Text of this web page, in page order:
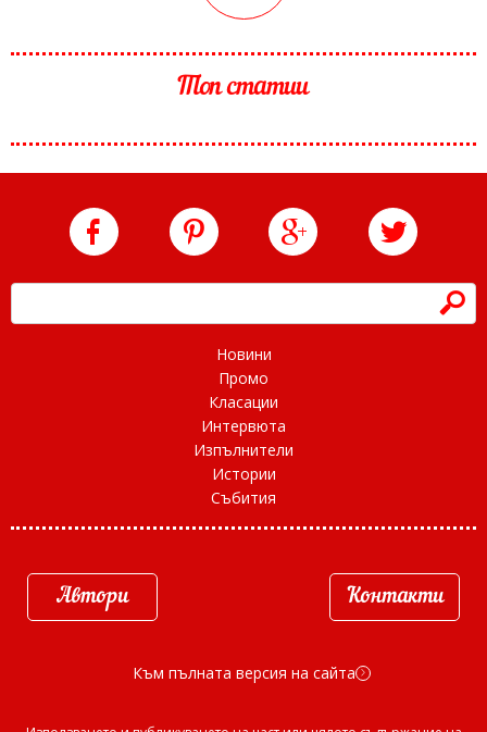
Топ статии
h
Новини
Промо
Класации
Интервюта
Изпълнители
Истории
Събития
Автори Контакти
Към пълната версия на сайта d